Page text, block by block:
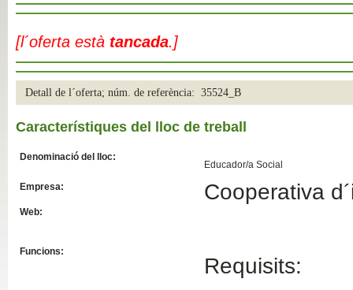
[l´oferta està tancada.]
Detall de l´oferta; núm. de referència: 35524_B
Característiques del lloc de treball
Denominació del lloc:
Educador/a Social
Empresa:
Cooperativa
Web:
Funcions:
Requisits: